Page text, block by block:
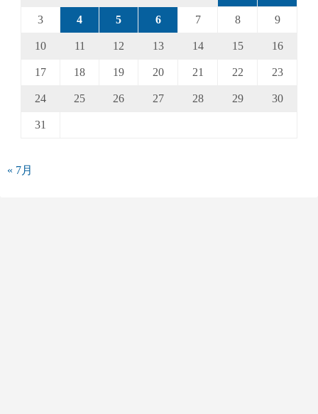
3 4 5 6 7 8 9
10 11 12 13 14 15 16
17 18 19 20 21 22 23
24 25 26 27 28 29 30
31
« 7月